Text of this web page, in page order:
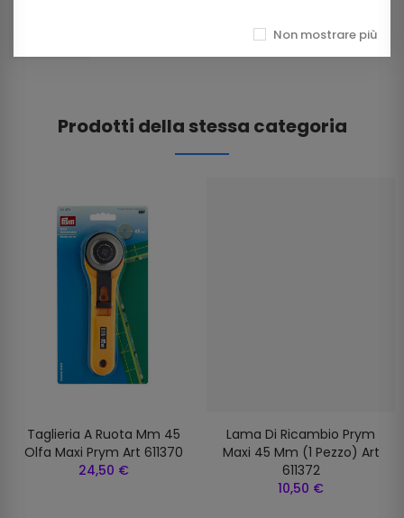
Prodotti della stessa categoria
Taglieria A Ruota Mm 45
Olfa Maxi Prym Art 611370
24,50 €
Lama Di Ricambio Prym
Maxi 45 Mm (1 Pezzo) Art
611372
10,50 €
Non mostrare più